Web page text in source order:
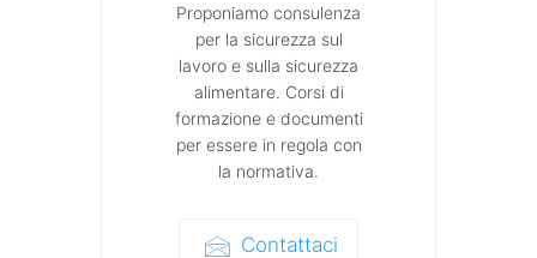
Proponiamo consulenza
per la sicurezza sul
lavoro e sulla sicurezza
alimentare. Corsi di
formazione e documenti
per essere in regola con
la normativa.
Contattaci